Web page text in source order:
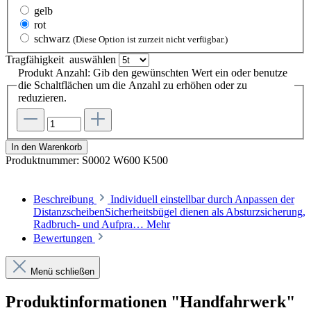
gelb
rot
schwarz (Diese Option ist zurzeit nicht verfügbar.)
Tragfähigkeit auswählen
Produkt Anzahl: Gib den gewünschten Wert ein oder benutze
die Schaltflächen um die Anzahl zu erhöhen oder zu
reduzieren.
In den Warenkorb
Produktnummer: S0002 W600 K500
Beschreibung
Individuell einstellbar durch Anpassen der
DistanzscheibenSicherheitsbügel dienen als Absturzsicherung,
Radbruch- und Aufpra… Mehr
Bewertungen
Menü schließen
Produktinformationen "Handfahrwerk"